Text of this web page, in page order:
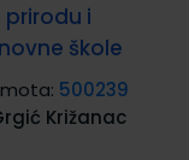
prirodu i
škole
500239
Križanac